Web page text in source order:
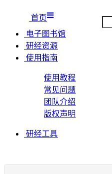
首页
电子图书馆
研经资源
使用指南
使用教程
常见问题
团队介绍
版权声明
研经工具